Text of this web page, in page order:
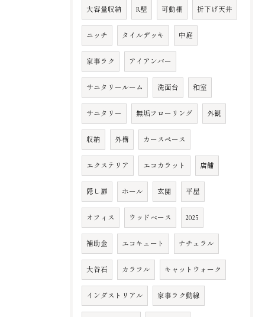
大容量収納 R壁 可動棚 折下げ天井
ニッチ タイルデッキ 中庭
家事ラク アイアンバー
サニタリールーム 洗面台 和室
サニタリー 無垢フローリング 外観
収納 外構 カースペース
エクステリア エコカラット 店舗
隠し扉 ホール 玄関 平屋
オフィス ウッドベース 2025
補助金 エコキュート ナチュラル
大谷石 カラフル キャットウォーク
インダストリアル 家事ラク動線